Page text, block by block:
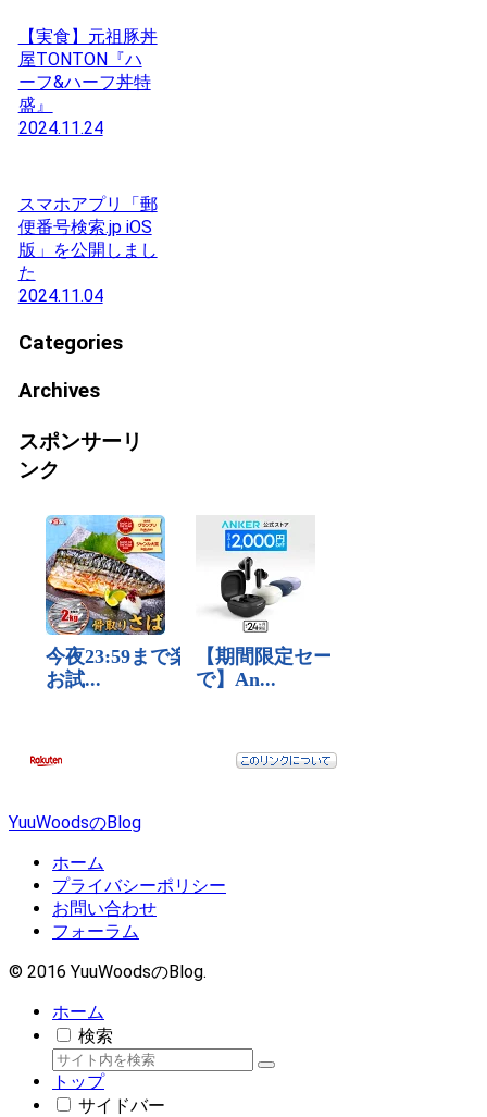
【実食】元祖豚丼
屋TONTON『ハ
ーフ&ハーフ丼特
盛』
2024.11.24
スマホアプリ「郵
便番号検索.jp iOS
版」を公開しまし
た
2024.11.04
Categories
Archives
スポンサーリ
ンク
YuuWoodsのBlog
ホーム
プライバシーポリシー
お問い合わせ
フォーラム
© 2016 YuuWoodsのBlog.
ホーム
検索
トップ
サイドバー